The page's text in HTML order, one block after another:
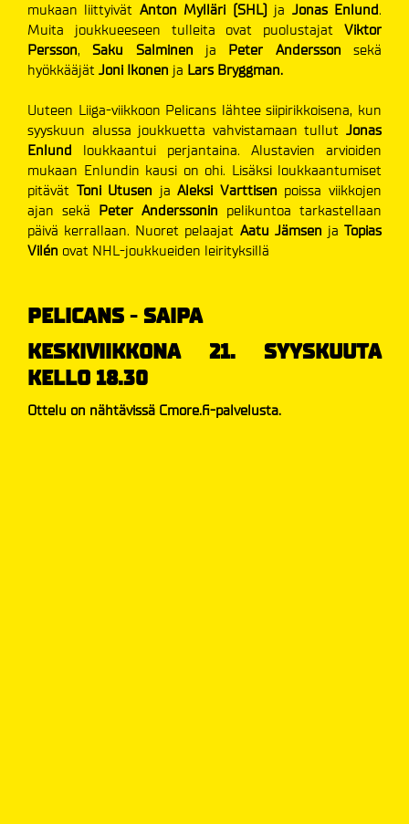
mukaan liittyivät Anton Mylläri (SHL) ja Jonas Enlund.
Muita joukkueeseen tulleita ovat puolustajat Viktor
Persson,Saku Salminen ja Peter Andersson sekä
hyökkääjät Joni Ikonen ja Lars Bryggman.
Uuteen Liiga-viikkoon Pelicans lähtee siipirikkoisena, kun
syyskuun alussa joukkuetta vahvistamaan tullut Jonas
Enlund loukkaantui perjantaina. Alustavien arvioiden
mukaan Enlundin kausi on ohi. Lisäksi loukkaantumiset
pitävät Toni Utusen jaAleksi Varttisen poissa viikkojen
ajan sekä Peter Anderssonin pelikuntoa tarkastellaan
päivä kerrallaan. Nuoret pelaajat Aatu Jämsen ja Topias
Vilén ovat NHL-joukkueiden leirityksillä
PELICANS - SAIPA
KESKIVIIKKONA 21. SYYSKUUTA
KELLO 18.30
Ottelu on nähtävissä Cmore.fi-palvelusta.